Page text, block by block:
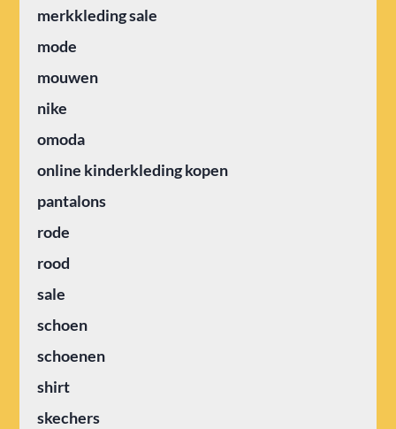
merkkleding sale
mode
mouwen
nike
omoda
online kinderkleding kopen
pantalons
rode
rood
sale
schoen
schoenen
shirt
skechers